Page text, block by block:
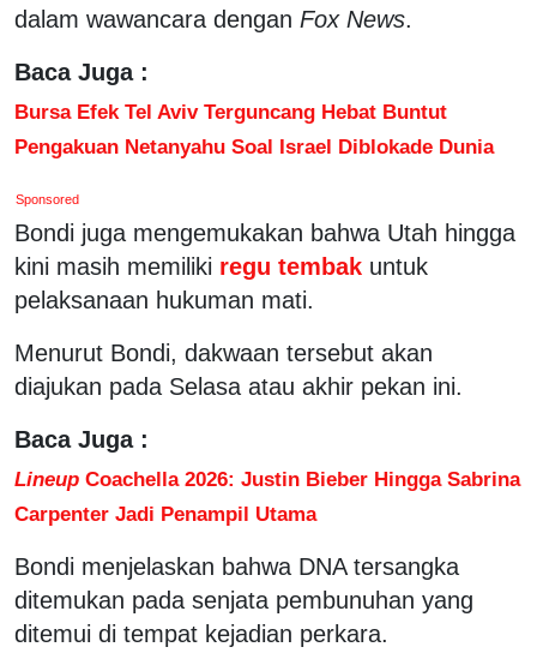
dalam wawancara dengan Fox News.
Baca Juga :
Bursa Efek Tel Aviv Terguncang Hebat Buntut
Pengakuan Netanyahu Soal Israel Diblokade Dunia
Sponsored
Bondi juga mengemukakan bahwa Utah hingga
kini masih memiliki regu tembak untuk
pelaksanaan hukuman mati.
Menurut Bondi, dakwaan tersebut akan
diajukan pada Selasa atau akhir pekan ini.
Baca Juga :
Lineup Coachella 2026: Justin Bieber Hingga Sabrina
Carpenter Jadi Penampil Utama
Bondi menjelaskan bahwa DNA tersangka
ditemukan pada senjata pembunuhan yang
ditemui di tempat kejadian perkara.